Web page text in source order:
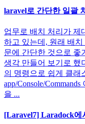
laravel로 간단한 일괄
업무로 배치 처리가 제
하고 있는데, 원래 배
문에 간단한 것으로 좋
생각 만들어 보기로 했
의 명령으로 쉽게 클래
app/Console/
을 ...
[Laravel7] Laradock에